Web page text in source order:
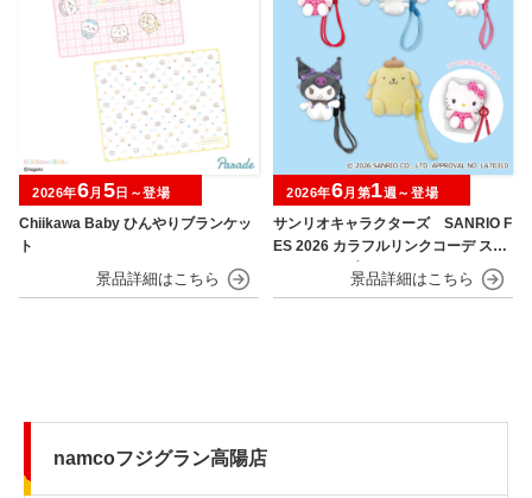
Chiikawa Baby ひんやりブランケッ
ト
2026年6月 5 日～登場
サンリオキャラクターズ SANRIO F
ES 2026 カラフルリンクコーデ スマ
ホストラップ
2026年6月第1週～登場
namcoフジグラン高陽店